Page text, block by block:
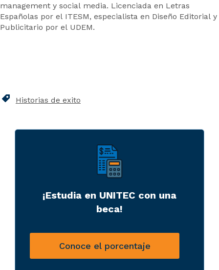
management y social media. Licenciada en Letras
Españolas por el ITESM, especialista en Diseño Editorial y
Publicitario por el UDEM.
Historias de exito
¡Estudia en UNITEC con una
beca!
Conoce el porcentaje